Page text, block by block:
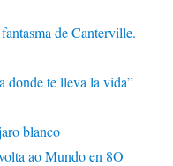
de Canterville.
donde te lleva la vida”
blanco
ao Mundo en 8O